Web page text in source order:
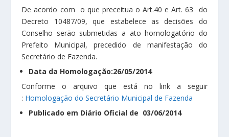
De acordo com o que preceitua o Art.40 e Art. 63 do
Decreto 10487/09, que estabelece as decisões do
Conselho serão submetidas a ato homologatório do
Prefeito Municipal, precedido de manifestação do
Secretário de Fazenda.
Data da Homologação:26/05/2014
Conforme o arquivo que está no link a seguir
: Homologação do Secretário Municipal de Fazenda
Publicado em Diário Oficial de 03/06/2014